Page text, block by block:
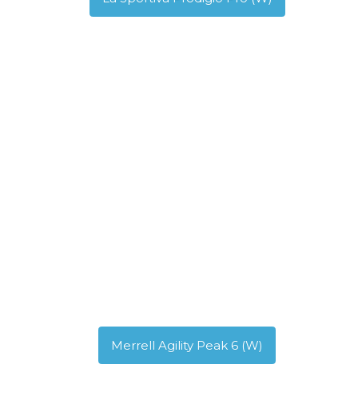
Merrell Agility Peak 6 (W)